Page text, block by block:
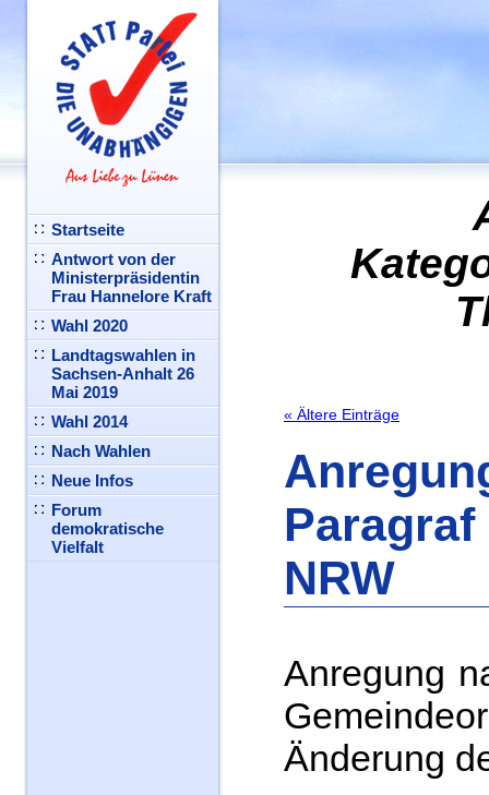
Startseite
Antwort von der
Ministerpräsidentin
Frau Hannelore Kraft
Wahl 2020
Landtagswahlen in
Sachsen-Anhalt 26
Mai 2019
Wahl 2014
Nach Wahlen
Neue Infos
Forum
demokratische
Vielfalt
« Ältere Einträge
Paragraf
NRW
Anregung
Änderung